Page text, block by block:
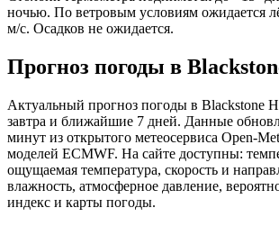
ночью. По ветровым условиям ожидается
м/с. Осадков не ожидается.
Прогноз погоды в
Актуальный прогноз погоды в Blackstone
завтра и ближайшие 7 дней. Данные
минут из открытого метеосервиса Open-
моделей ECMWF. На сайте доступны:
ощущаемая температура, скорость и
влажность, атмосферное давление,
индекс и карты погоды.